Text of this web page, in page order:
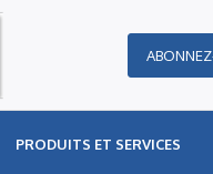
PRODUITS ET SERVICES